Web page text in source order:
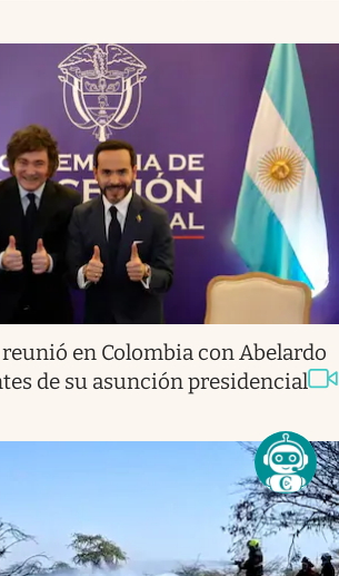
en Colombia con Abelardo
de su asunción presidencial